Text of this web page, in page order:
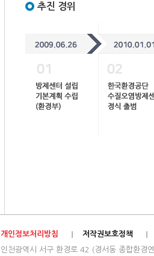
추진 경위
개인정보처리방침
저작권보호정책
인천광역시 서구 환경로 42 (경서동 종합